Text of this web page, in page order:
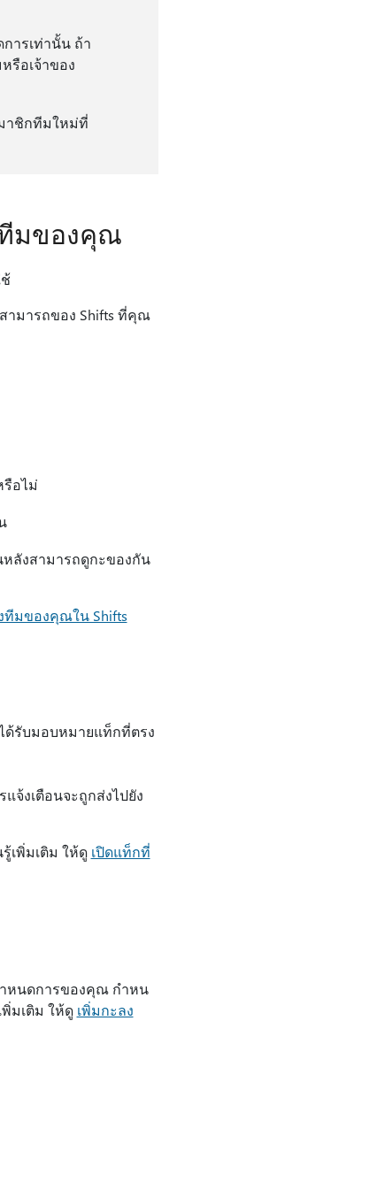
ารเท่านั้น ถ้า
รือเจ้าของ
าชิกทีมใหม่ที่
มของคุณ
มารถของ Shifts ที่คุณ
รือไม่
ลังสามารถดูกะของกัน
มของคุณใน Shifts
ด้รับมอบหมายแท็กที่ตรง
จ้งเตือนจะถูกส่งไปยัง
เพิ่มเติม ให้ดู เปิดแท็กที่
หนดการของคุณ กําหน
มเติม ให้ดู เพิ่มกะลง